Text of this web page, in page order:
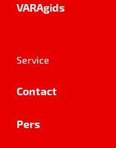
VARAgids
Service
Contact
Pers